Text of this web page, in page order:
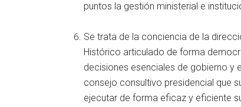
puntos la gestión ministerial e
Se trata de la conciencia de la
Histórico articulado de forma
decisiones esenciales de gobierno y
consejo consultivo presidencial que
ejecutar de forma eficaz y eficiente